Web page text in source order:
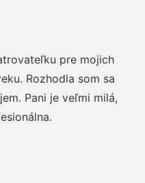
pre mojich
Rozhodla som sa
Pani je veľmi milá,